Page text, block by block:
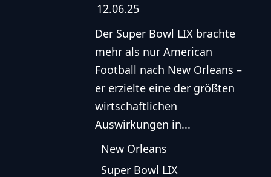
12.06.25
Der Super Bowl LIX brachte
mehr als nur American
Football nach New Orleans –
er erzielte eine der größten
wirtschaftlichen
Auswirkungen in...
New Orleans
Super Bowl LIX